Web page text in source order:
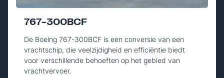
767-300BCF
De Boeing 767-300BCF is een conversie van een
vrachtschip, die veelzijdigheid en efficiëntie biedt
voor verschillende behoeften op het gebied van
vrachtvervoer.